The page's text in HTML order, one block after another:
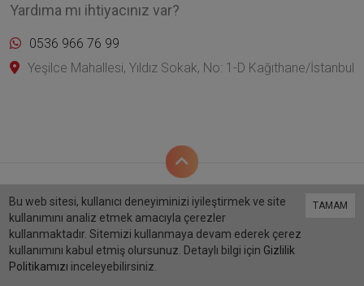
Yardıma mı ihtiyacınız var?
0536 966 76 99
Yeşilce Mahallesi, Yıldız Sokak, No: 1-D Kağıthane/İstanbul
Bu siteVikaon E-Ticaret sistemleriile hazırlanmıştır.
TAMAM
Bu web sitesi, kullanıcı deneyiminizi iyileştirmek ve site
kullanımını analiz etmek amacıyla çerezler
kullanmaktadır. Sitemizi kullanmaya devam ederek çerez
kullanımını kabul etmiş olursunuz. Detaylı bilgi için Gizlilik
Politikamızı inceleyebilirsiniz.